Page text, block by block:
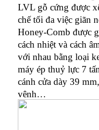
LVL gỗ cứng được
chế tối đa việc giãn
Honey-Comb được
cách nhiệt và cách
với nhau bằng loại
máy ép thuỷ lực 7
cánh cửa dày 39
vênh…